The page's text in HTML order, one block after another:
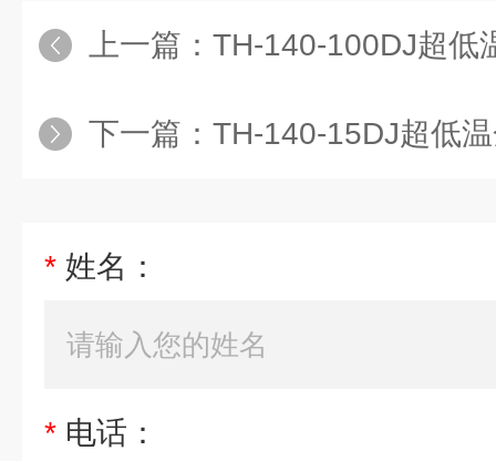
上一篇： TH-140-100DJ超低温
下一篇： TH-140-15DJ超低温金
* 姓名：
* 电话：